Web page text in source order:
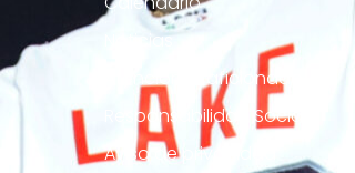
Noticias
Atención al aficionado
Responsabilidad Social
Aviso de privacidad